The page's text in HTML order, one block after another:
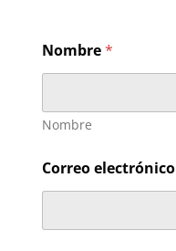
e
l
f
o
o
e
l
c
Nombre*
Nombre
Correo electrónico